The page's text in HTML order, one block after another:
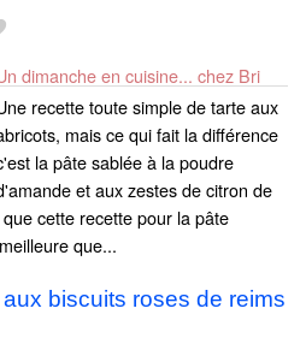
dimanche en cuisine... chez Bri
recette toute simple de tarte aux
mais ce qui fait la différence
la pâte sablée à la poudre
et aux zestes de citron de
cette recette pour la pâte
que...
biscuits roses de reims